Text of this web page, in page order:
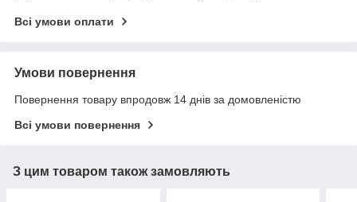
Всі умови оплати
Умови повернення
Повернення товару впродовж 14 днів за домовленістю
Всі умови повернення
З цим товаром також замовляють